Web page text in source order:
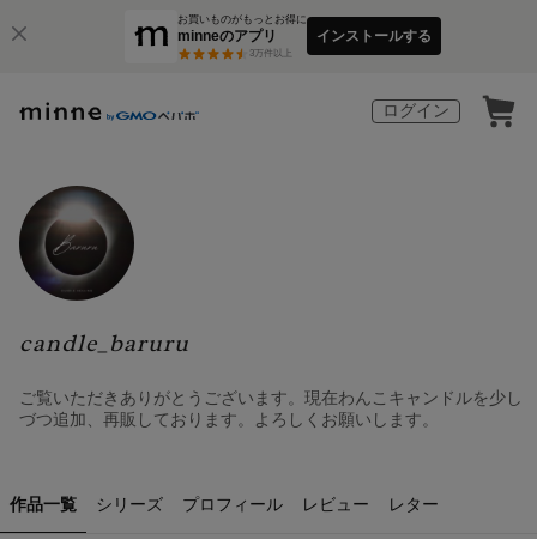
お買いものがもっとお得に
minneのアプリ
3万件以上
インストールする
ログイン
candle_baruru
ご覧いただきありがとうございます。現在わんこキャンドルを少し
づつ追加、再販しております。よろしくお願いします。
作品一覧 シリーズ プロフィール レビュー レター